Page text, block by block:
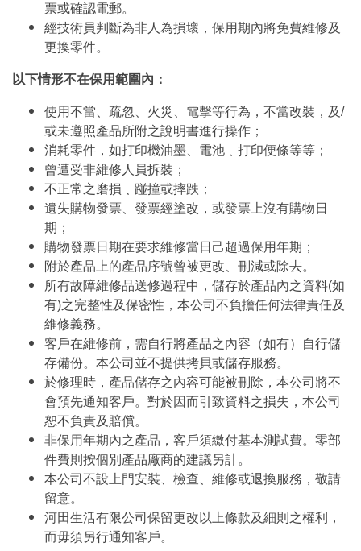
票或確認電郵。
經技術員判斷為非人為損壞，保用期內將免費維修及
更換零件。
以下情形不在保用範圍內：
使用不當、疏忽、火災、電擊等行為，不當改裝，及/
或未遵照產品所附之說明書進行操作；
消耗零件，如打印機油墨、電池﹑打印便條等等；
曾遭受非維修人員拆裝；
不正常之磨損﹑踫撞或摔跌；
遺失購物發票、發票經塗改，或發票上沒有購物日
期；
購物發票日期在要求維修當日己超過保用年期；
附於產品上的產品序號曾被更改、刪減或除去。
所有故障維修品送修過程中，儲存於產品內之資料(如
有)之完整性及保密性，本公司不負擔任何法律責任及
維修義務。
客戶在維修前，需自行將產品之內容（如有）自行儲
存備份。本公司並不提供拷貝或儲存服務。
於修理時，產品儲存之內容可能被刪除，本公司將不
會預先通知客戶。對於因而引致資料之損失，本公司
恕不負責及賠償。
非保用年期內之產品，客戶須繳付基本測試費。零部
件費則按個別產品廠商的建議另計。
本公司不設上門安裝、檢查、維修或退換服務，敬請
留意。
河田生活有限公司保留更改以上條款及細則之權利，
而毋須另行通知客戶。